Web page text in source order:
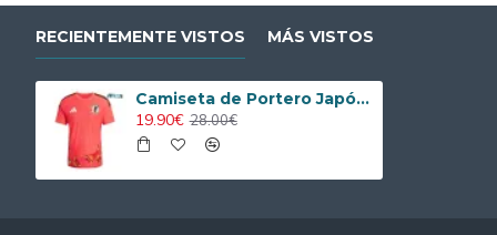
RECIENTEMENTE VISTOS MÁS VISTOS
Camiseta de Portero Japón Local Mundial 2026 Rojo
19.90€ 28.00€